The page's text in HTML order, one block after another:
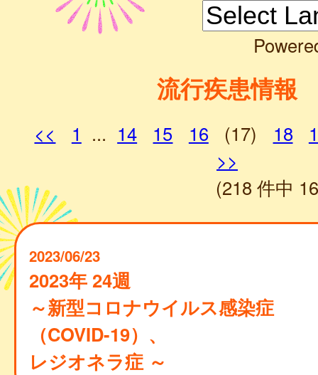
流行疾患情報
<< 1 ... 14 15 16 (17) 18
>>
(218 件中
2023/06/23
2023年 24週
～新型コロナウイルス感染症
（COVID-19）、
レジオネラ症 ～